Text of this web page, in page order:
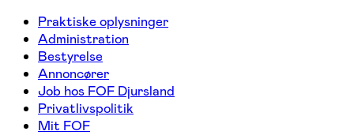
Praktiske oplysninger
Administration
Bestyrelse
Annoncører
Job hos FOF Djursland
Privatlivspolitik
Mit FOF